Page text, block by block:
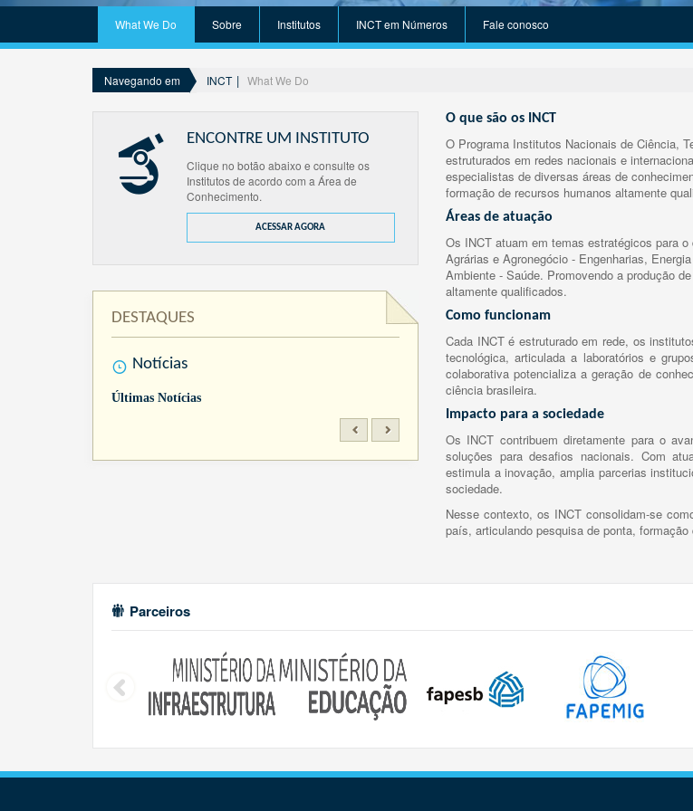
What We Do Sobre Institutos INCT em Números Fale conosco
Navegando em INCT What We Do
ENCONTRE UM INSTITUTO
Clique no botão abaixo e consulte os
Institutos de acordo com a Área de
Conhecimento.
ACESSAR AGORA
DESTAQUES
Notícias
Últimas Notícias
O que são os INCT
O Programa Institutos Nacionais de Ciência,
estruturados em redes nacionais e
especialistas de diversas áreas de
formação de recursos humanos altamente
Áreas de atuação
Os INCT atuam em temas estratégicos para
Agrárias e Agronegócio - Engenharias,
Ambiente - Saúde. Promovendo a produção
altamente qualificados.
Como funcionam
Cada INCT é estruturado em rede, os
tecnológica, articulada a laboratórios e
colaborativa potencializa a geração de
ciência brasileira.
Impacto para a sociedade
Os INCT contribuem diretamente para o
soluções para desafios nacionais. Com
estimula a inovação, amplia parcerias
sociedade.
Nesse contexto, os INCT consolidam-se
país, articulando pesquisa de ponta,
Parceiros